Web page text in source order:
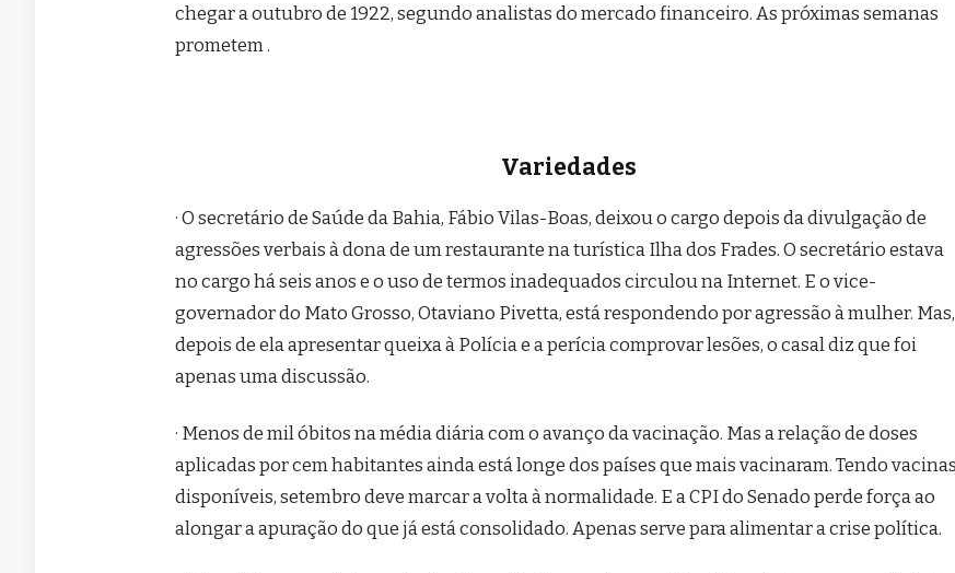
chegar a outubro de 1922, segundo analistas do mercado financeiro. As próximas semanas
prometem .
Variedades
· O secretário de Saúde da Bahia, Fábio Vilas-Boas, deixou o cargo depois da divulgação de
agressões verbais à dona de um restaurante na turística Ilha dos Frades. O secretário estava
no cargo há seis anos e o uso de termos inadequados circulou na Internet. E o vice-
governador do Mato Grosso, Otaviano Pivetta, está respondendo por agressão à mulher. Mas,
depois de ela apresentar queixa à Polícia e a perícia comprovar lesões, o casal diz que foi
apenas uma discussão.
· Menos de mil óbitos na média diária com o avanço da vacinação. Mas a relação de doses
aplicadas por cem habitantes ainda está longe dos países que mais vacinaram. Tendo vacinas
disponíveis, setembro deve marcar a volta à normalidade. E a CPI do Senado perde força ao
alongar a apuração do que já está consolidado. Apenas serve para alimentar a crise política.